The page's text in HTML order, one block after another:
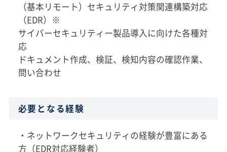
（基本リモート）セキュリティ対策関連構築対応
（EDR）※
サイバーセキュリティー製品導入に向けた各種対
応
ドキュメント作成、検証、検知内容の確認作業、
問い合わせ
必要となる経験
・ネットワークセキュリティの経験が豊富にある
方（EDR対応経験者）